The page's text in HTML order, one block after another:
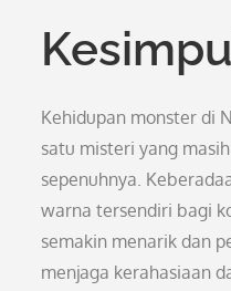
Kehidupan monster di
satu misteri yang
sepenuhnya.
warna tersendiri bagi
semakin menarik dan
menjaga kerahasiaan